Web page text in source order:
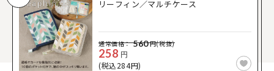
リーフィン／マルチケース
通常価格： 560円(税抜)
258 円
(税込284円)